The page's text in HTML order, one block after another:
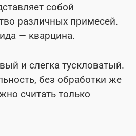
собой
различных примесей.
— кварцина.
и слегка тускловатый.
без обработки же
считать только